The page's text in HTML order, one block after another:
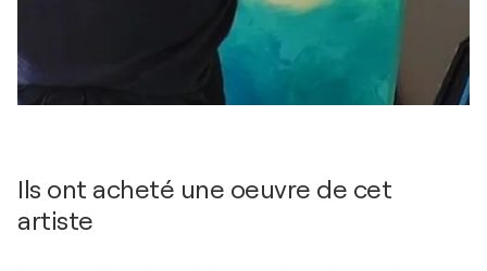
Ils ont acheté une oeuvre de cet
artiste